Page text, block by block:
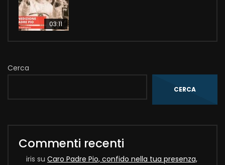
03:11
Cerca
CERCA
Commenti recenti
iris su Caro Padre Pio, confido nella tua presenza,